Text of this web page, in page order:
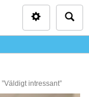
intressant”